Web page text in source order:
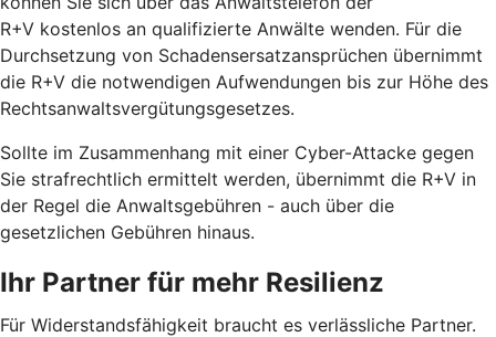
R+V kostenlos an qualifizierte Anwälte wenden. Für die
Durchsetzung von Schadensersatzansprüchen übernimmt
die R+V die notwendigen Aufwendungen bis zur Höhe des
Rechtsanwaltsvergütungsgesetzes.
Sollte im Zusammenhang mit einer Cyber-Attacke gegen
Sie strafrechtlich ermittelt werden, übernimmt die R+V in
der Regel die Anwaltsgebühren - auch über die
gesetzlichen Gebühren hinaus.
Ihr Partner für mehr Resilienz
Für Widerstandsfähigkeit braucht es verlässliche Partner.